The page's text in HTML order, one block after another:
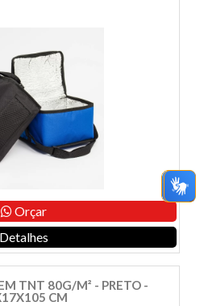
Orçar
Detalhes
TNT 80G/M² - PRETO -
CM